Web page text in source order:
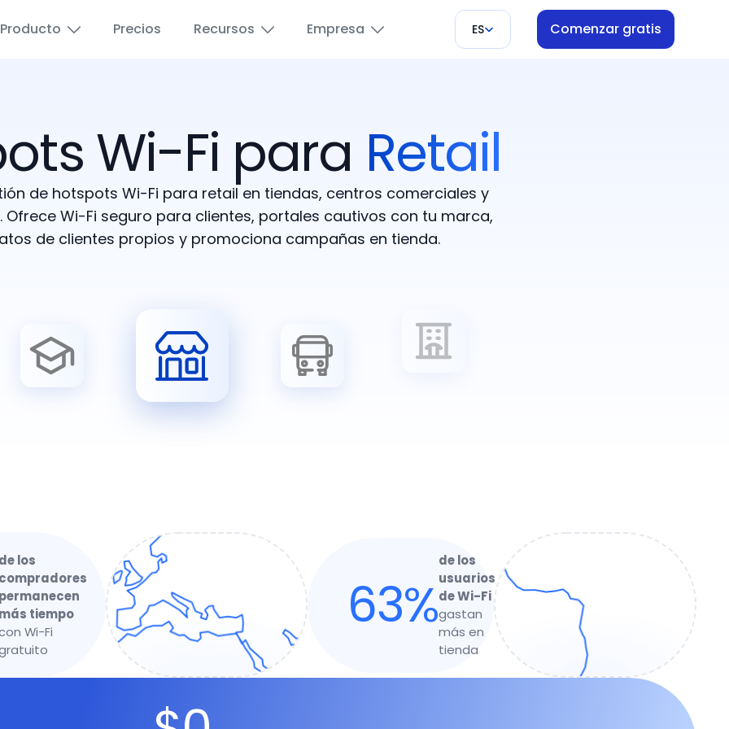
Producto
Aeropuertos
Hoteles y Hostelería
Espacios públicos
Wi-Fi para educación
Wi-Fi para invitados
Publicidad por Wi-Fi
Precios Recursos Empresa ES Comenzar gratis
Wi-Fi para Retail
de hotspots Wi-Fi para retail en tiendas, centros comerciales y
Ofrece Wi-Fi seguro para clientes, portales cautivos con tu marca,
de clientes propios y promociona campañas en tienda.
los
tiempo
Wi-Fi
63%
de los
usuarios
de Wi-Fi
gastan
más en
tienda